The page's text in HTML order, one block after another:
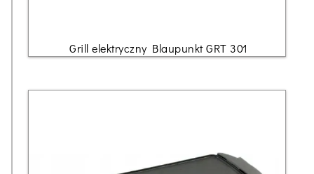
Grill elektryczny Blaupunkt GRT 301